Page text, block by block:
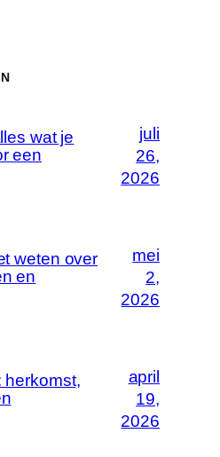
wat je
een
juli
26,
2026
weten over
en
mei
2,
2026
herkomst,
april
19,
2026